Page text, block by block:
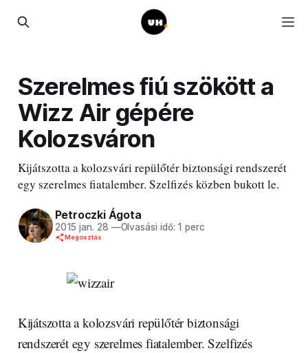
Szerelmes fiú szökött a
Wizz Air gépére
Kolozsváron
Kijátszotta a kolozsvári repülőtér biztonsági rendszerét
egy szerelmes fiatalember. Szelfizés közben bukott le.
Petroczki Ágota
2015 jan. 28 —Olvasási idő: 1 perc
Megosztás
Kijátszotta a kolozsvári repülőtér biztonsági
rendszerét egy szerelmes fiatalember. Szelfizés